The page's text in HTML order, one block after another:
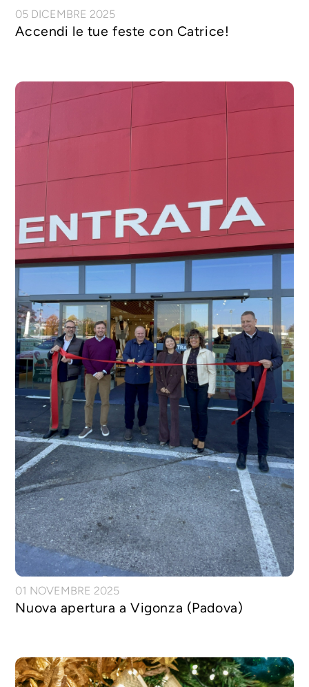
05 DICEMBRE 2025
Accendi le tue feste con Catrice!
01 NOVEMBRE 2025
Nuova apertura a Vigonza (Padova)